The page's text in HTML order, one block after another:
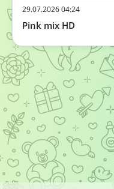
29.07.2026 04:24
Pink mix HD